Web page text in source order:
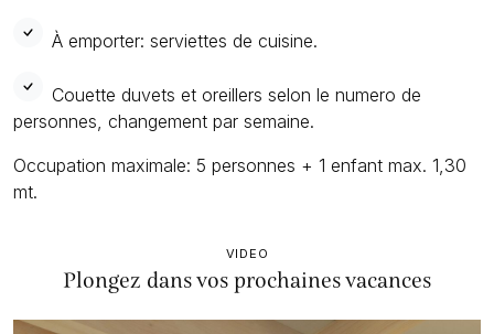
À emporter: serviettes de cuisine.
Couette duvets et oreillers selon le numero de
personnes, changement par semaine.
Occupation maximale: 5 personnes + 1 enfant max. 1,30
mt.
VIDEO
Plongez dans vos prochaines vacances